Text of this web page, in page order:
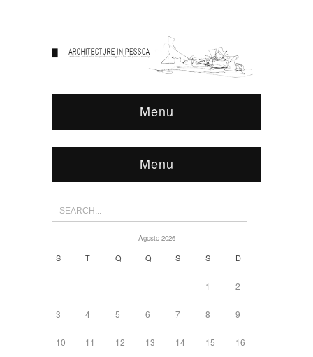
Menu
Menu
Agosto 2026
S T Q Q S S D
1 2
3 4 5 6 7 8 9
10 11 12 13 14 15 16